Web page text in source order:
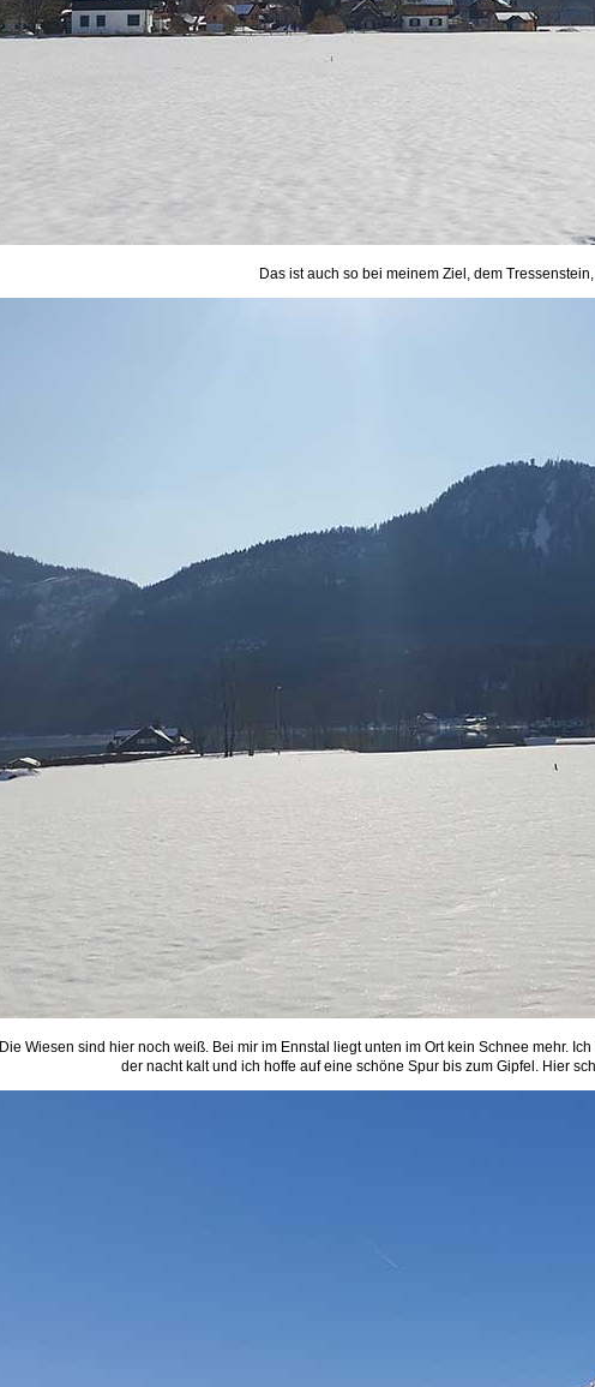
Das ist auch so bei meinem Ziel, dem
Die Wiesen sind hier noch weiß. Bei mir im Ennstal liegt unten im Ort kein Schnee mehr.
der nacht kalt und ich hoffe auf eine schöne Spur bis zum Gipfel. Hier